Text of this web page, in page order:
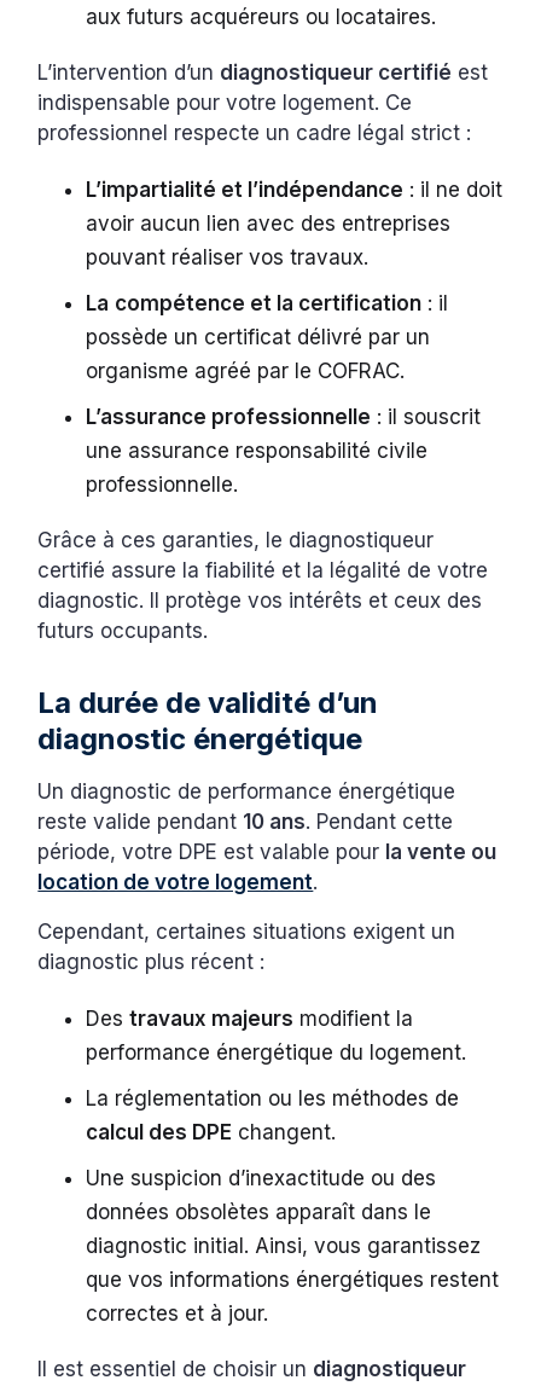
aux futurs acquéreurs ou locataires.
L’intervention d’un diagnostiqueur certifié est
indispensable pour votre logement. Ce
professionnel respecte un cadre légal strict :
L’impartialité et l’indépendance : il ne doit
avoir aucun lien avec des entreprises
pouvant réaliser vos travaux.
La compétence et la certification : il
possède un certificat délivré par un
organisme agréé par le COFRAC.
L’assurance professionnelle : il souscrit
une assurance responsabilité civile
professionnelle.
Grâce à ces garanties, le diagnostiqueur
certifié assure la fiabilité et la légalité de votre
diagnostic. Il protège vos intérêts et ceux des
futurs occupants.
La durée de validité d’un
diagnostic énergétique
Un diagnostic de performance énergétique
reste valide pendant 10 ans. Pendant cette
période, votre DPE est valable pour la vente ou
location de votre logement.
Cependant, certaines situations exigent un
diagnostic plus récent :
Destravaux majeurs modifient la
performance énergétique du logement.
La réglementation ou les méthodes de
calcul des DPE changent.
Une suspicion d’inexactitude ou des
données obsolètes apparaît dans le
diagnostic initial. Ainsi, vous garantissez
que vos informations énergétiques restent
correctes et à jour.
Il est essentiel de choisir un diagnostiqueur